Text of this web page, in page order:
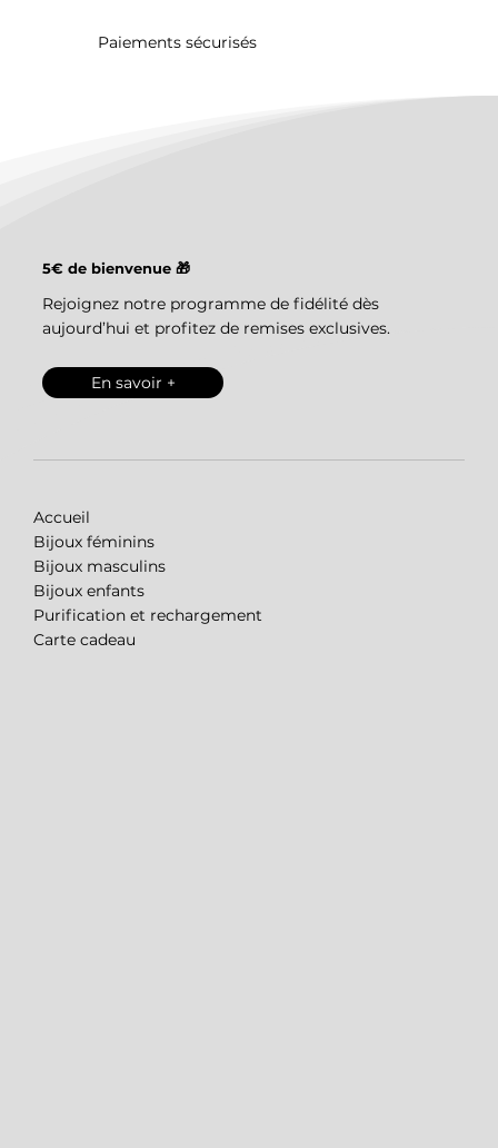
Paiements sécurisés
5€ de bienvenue 🎁
Rejoignez notre programme de fidélité dès
aujourd’hui et profitez de remises exclusives.
En savoir +
Accueil
Bijoux féminins
Bijoux masculins
Bijoux enfants
Purification et rechargement
Carte cadeau